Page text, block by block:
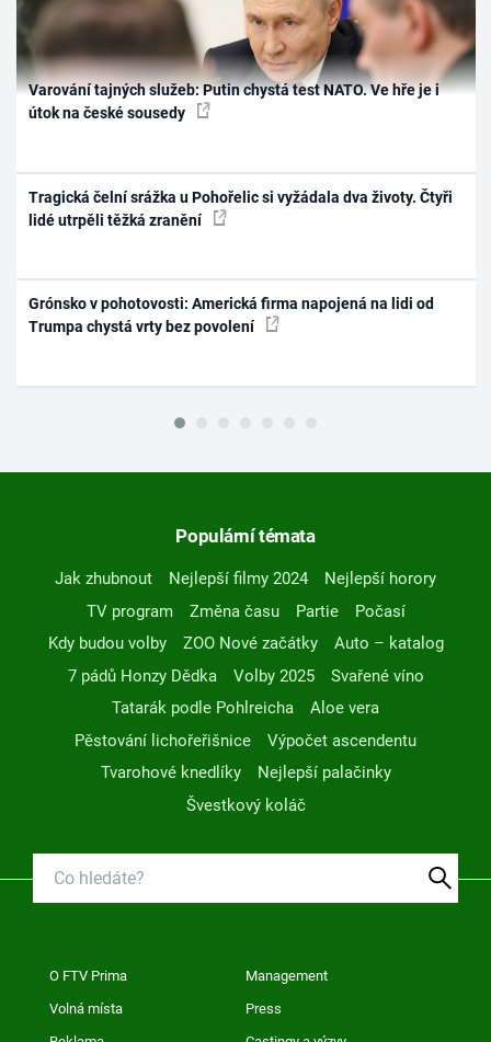
Varování tajných služeb: Putin chystá test NATO. Ve hře je i
útok na české sousedy
Tragická čelní srážka u Pohořelic si vyžádala dva životy. Čtyři
lidé utrpěli těžká zranění
Grónsko v pohotovosti: Americká firma napojená na lidi od
Trumpa chystá vrty bez povolení
Populární témata
Jak zhubnout Nejlepší filmy 2024
Nejlepší horory
TV program
Změna času Partie
Počasí
Kdy budou volby
ZOO Nové začátky
Auto – katalog
7 pádů Honzy Dědka
Volby 2025
Svařené víno
Tatarák podle Pohlreicha
Aloe vera
Pěstování lichořeřišnice
Výpočet ascendentu
Tvarohové knedlíky
Nejlepší palačinky
Švestkový koláč
O FTV Prima Management
Volná místa Press